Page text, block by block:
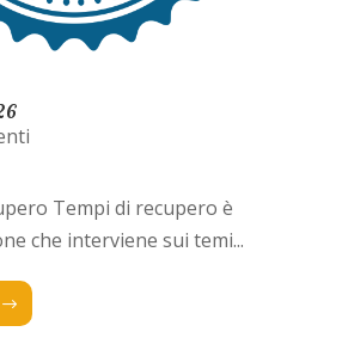
Tempi di recupero è
che interviene sui temi...